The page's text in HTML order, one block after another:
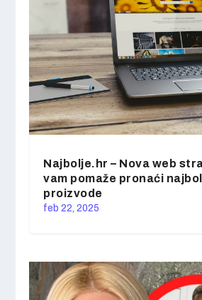
Najbolje.hr – Nova web
vam pomaže pronaći
proizvode
feb 22, 2025